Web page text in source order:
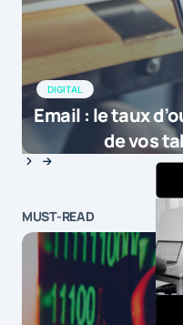
DIGITAL
Email : le taux
de vos
MUST-READ